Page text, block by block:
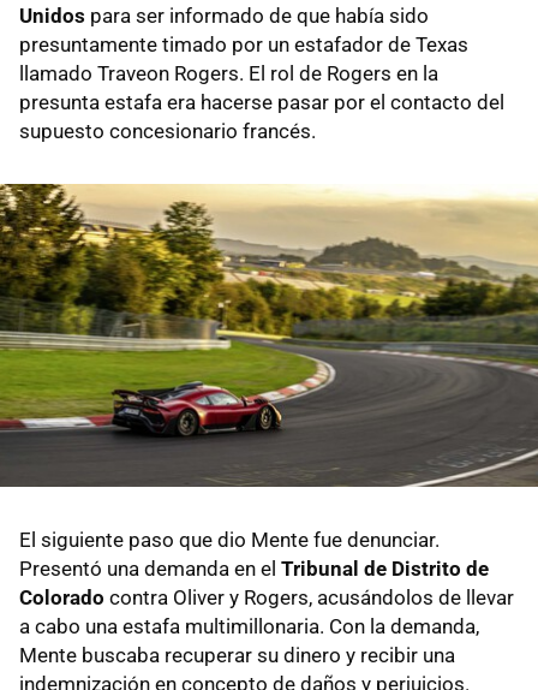
Unidos para ser informado de que había sido
presuntamente timado por un estafador de Texas
llamado Traveon Rogers. El rol de Rogers en la
presunta estafa era hacerse pasar por el contacto del
supuesto concesionario francés.
El siguiente paso que dio Mente fue denunciar.
Presentó una demanda en el Tribunal de Distrito de
Colorado contra Oliver y Rogers, acusándolos de llevar
a cabo una estafa multimillonaria. Con la demanda,
Mente buscaba recuperar su dinero y recibir una
indemnización en concepto de daños y perjuicios.